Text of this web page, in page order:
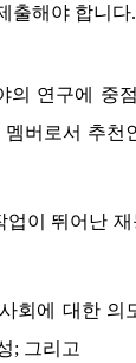
출해야 합니다.
의 연구에 중
버로서 추천
업이 뛰어난
회에 대한 의
; 그리고